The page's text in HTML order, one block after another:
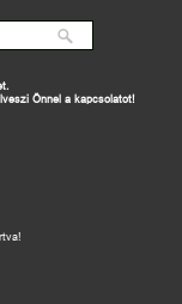
Önnel a kapcsolatot!